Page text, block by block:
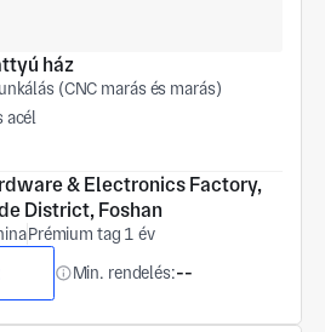
ház
(CNC marás és marás)
acél
& Electronics Factory,
District, Foshan
Prémium tag 1 év
Min. rendelés:--